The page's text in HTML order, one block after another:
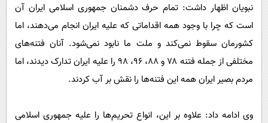
نبویان اظهار داشت: تمام حرف دشمنان جمهوری اسلامی ایران آن
است که چرا با وجود همه اقداماتی که علیه ایران انجام می‌دهند، اما
کشورمان سقوط نمی‌کند و ملت ما نابود نمی‌شود. آنان فتنه‌های
مختلفی از جمله فتنه ۷۸ و ۸۸، ۹۶، ۹۸ را علیه ایران تدارک دیدند، اما
مردم بصیر ایران همه این فتنه‌ها را نقش بر آب کردند.
وی ادامه داد: علاوه بر این، انواع تحریم‌ها را علیه جمهوری اسلامی